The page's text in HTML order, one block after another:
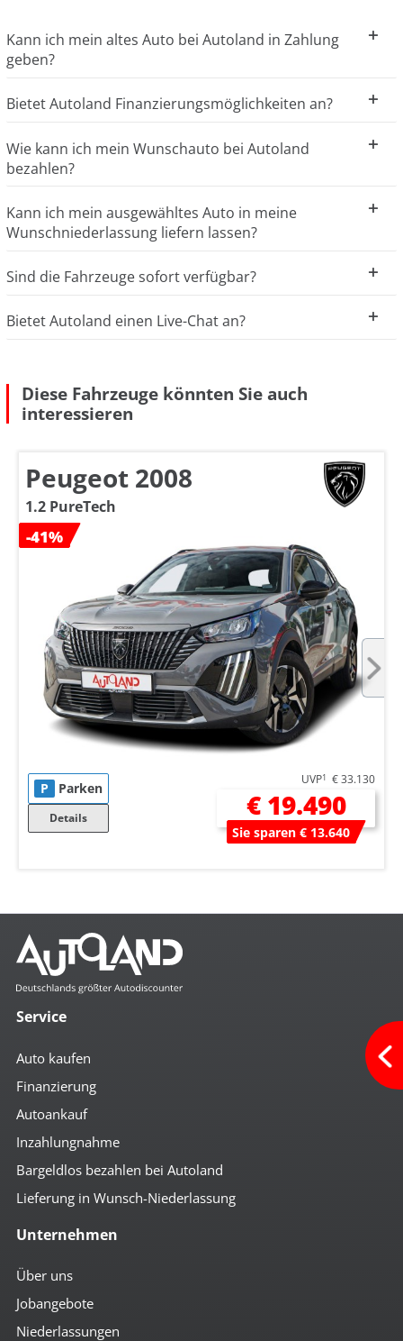
Kann ich mein altes Auto bei Autoland in Zahlung
geben?
Bietet Autoland Finanzierungsmöglichkeiten an?
Wie kann ich mein Wunschauto bei Autoland
bezahlen?
Kann ich mein ausgewähltes Auto in meine
Wunschniederlassung liefern lassen?
Sind die Fahrzeuge sofort verfügbar?
Bietet Autoland einen Live-Chat an?
Diese Fahrzeuge könnten Sie auch
interessieren
Peugeot 2008
1.2 PureTech
-41%
P Parken
Details
UVP1 € 33.130
€ 19.490
Sie sparen € 13.640
Service
Auto kaufen
Finanzierung
Autoankauf
Inzahlungnahme
Bargeldlos bezahlen bei Autoland
Lieferung in Wunsch-Niederlassung
Unternehmen
Über uns
Jobangebote
Niederlassungen